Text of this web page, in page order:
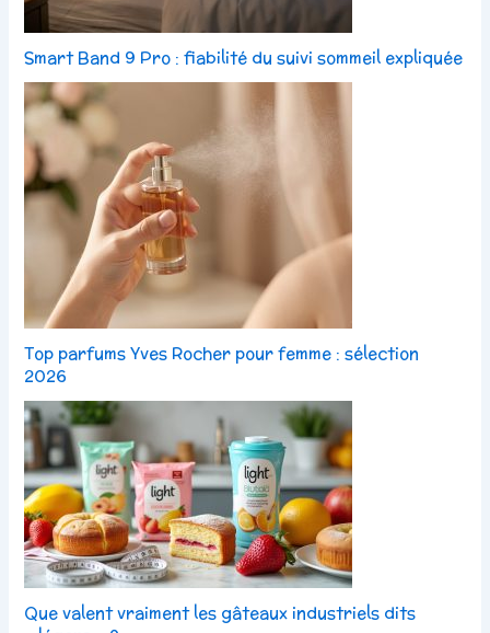
Smart Band 9 Pro : fiabilité du suivi sommeil expliquée
Top parfums Yves Rocher pour femme : sélection
2026
Que valent vraiment les gâteaux industriels dits